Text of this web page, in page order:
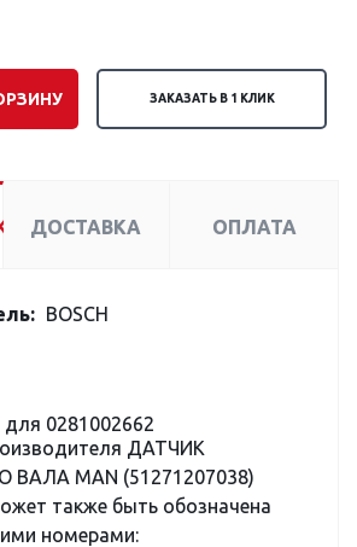
ЗАКАЗАТЬ В 1 КЛИК
ДОСТАВКА ОПЛАТА
BOSCH
0281002662
ДАТЧИК
ВАЛА MAN (51271207038)
также быть обозначена
номерами: